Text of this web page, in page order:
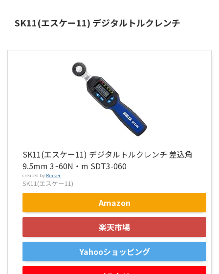
SK11(エスケー11) デジタルトルクレンチ
SK11(エスケー11) デジタルトルクレンチ 差込角
9.5mm 3~60N・m SDT3-060
created by Rinker
SK11(エスケー11)
Amazon
楽天市場
Yahooショッピング